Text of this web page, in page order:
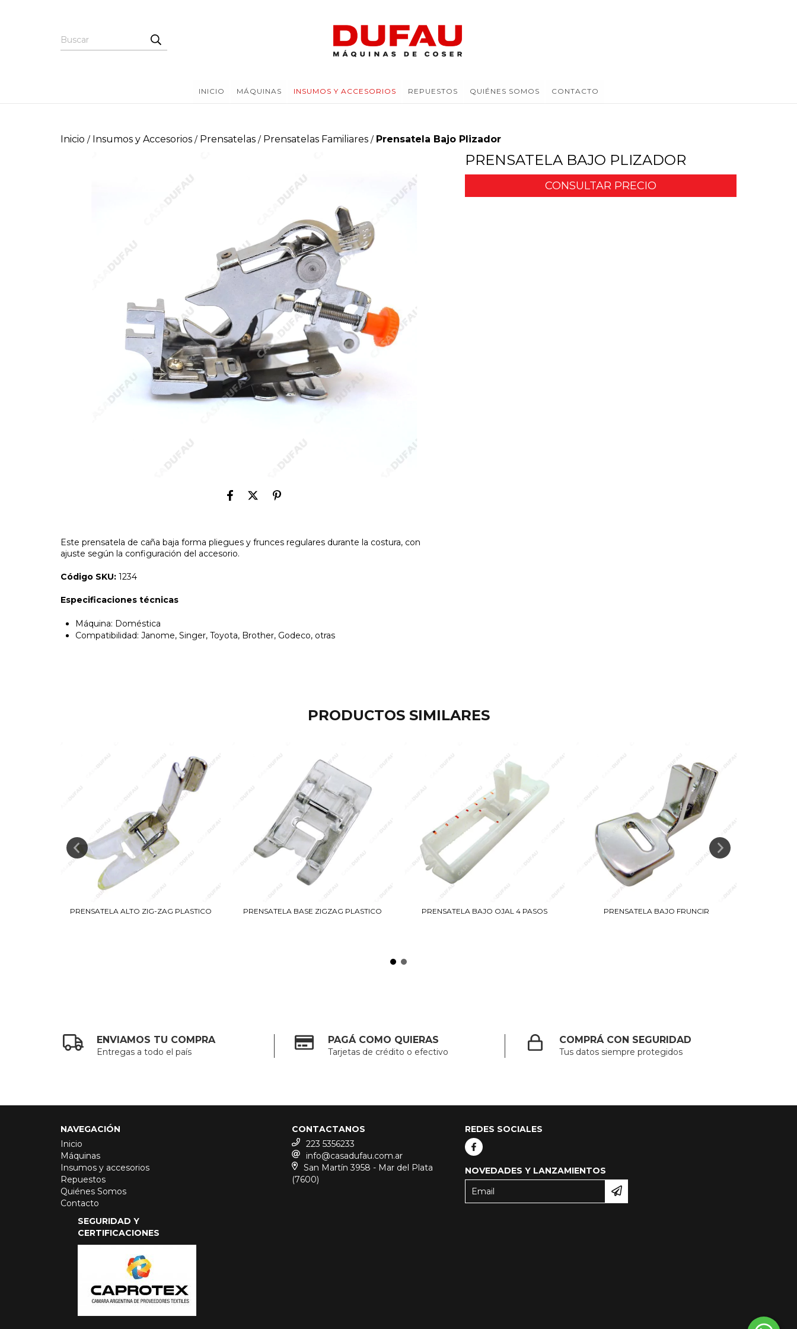
INICIO MÁQUINAS INSUMOS Y ACCESORIOS REPUESTOS QUIÉNES SOMOS CONTACTO
Inicio / Insumos y Accesorios / Prensatelas / Prensatelas Familiares / Prensatela Bajo Plizador
Este prensatela de caña baja forma pliegues y frunces regulares durante la costura, con
ajuste según la configuración del accesorio.
Código SKU: 1234
Especificaciones técnicas
Máquina: Doméstica
Compatibilidad: Janome, Singer, Toyota, Brother, Godeco, otras
PRENSATELA BAJO PLIZADOR
PRODUCTOS SIMILARES
PRENSATELA ALTO ZIG-ZAG PLASTICO PRENSATELA BASE ZIGZAG PLASTICO PRENSATELA BAJO OJAL 4 PASOS PRENSATELA BAJO FRUNCIR
ENVIAMOS TU COMPRA
Entregas a todo el país
PAGÁ COMO QUIERAS
Tarjetas de crédito o efectivo
COMPRÁ CON SEGURIDAD
Tus datos siempre protegidos
NAVEGACIÓN
Inicio
Máquinas
Insumos y accesorios
Repuestos
Quiénes Somos
Contacto
CONTACTANOS
223 5356233
info@casadufau.com.ar
San Martín 3958 - Mar del Plata
(7600)
REDES SOCIALES
NOVEDADES Y LANZAMIENTOS
SEGURIDAD Y
CERTIFICACIONES